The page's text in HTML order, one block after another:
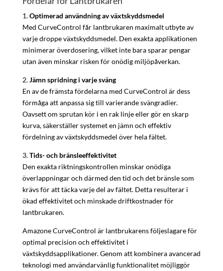
1.Optimerad användning av växtskyddsmedel
Med CurveControl får lantbrukaren maximalt utbyte av
varje droppe växtskyddsmedel. Den exakta applikationen
minimerar överdosering, vilket inte bara sparar pengar
utan även minskar risken för onödig miljöpåverkan.
2.Jämn spridning i varje sväng
En av de främsta fördelarna med CurveControl är dess
förmåga att anpassa sig till varierande svängradier.
Oavsett om sprutan kör i en rak linje eller gör en skarp
kurva, säkerställer systemet en jämn och effektiv
fördelning av växtskyddsmedel över hela fältet.
3.Tids- och bränsleeffektivitet
Den exakta riktningskontrollen minskar onödiga
överlappningar och därmed den tid och det bränsle som
krävs för att täcka varje del av fältet. Detta resulterar i
ökad effektivitet och minskade driftkostnader för
lantbrukaren.
Amazone CurveControl är lantbrukarens följeslagare för
optimal precision och effektivitet i
växtskyddsapplikationer. Genom att kombinera avancerad
teknologi med användarvänlig funktionalitet möjliggör